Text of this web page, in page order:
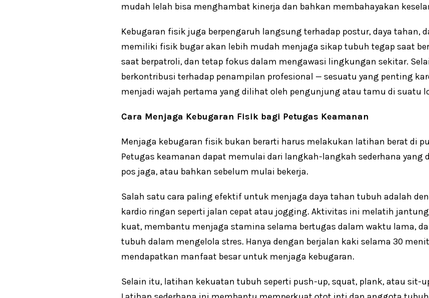
mudah lelah bisa menghambat kinerja dan bahkan membahayakan
Kebugaran fisik juga berpengaruh langsung terhadap postur, daya tahan,
memiliki fisik bugar akan lebih mudah menjaga sikap tubuh tegap saat
saat berpatroli, dan tetap fokus dalam mengawasi lingkungan sekitar.
berkontribusi terhadap penampilan profesional — sesuatu yang penting
menjadi wajah pertama yang dilihat oleh pengunjung atau tamu di suatu
Cara Menjaga Kebugaran Fisik bagi Petugas Keamanan
Menjaga kebugaran fisik bukan berarti harus melakukan latihan berat di
Petugas keamanan dapat memulai dari langkah-langkah sederhana yang
pos jaga, atau bahkan sebelum mulai bekerja.
Salah satu cara paling efektif untuk menjaga daya tahan tubuh adalah
kardio ringan seperti jalan cepat atau jogging. Aktivitas ini melatih
kuat, membantu menjaga stamina selama bertugas dalam waktu lama,
tubuh dalam mengelola stres. Hanya dengan berjalan kaki selama 30
mendapatkan manfaat besar untuk menjaga kebugaran.
Selain itu, latihan kekuatan tubuh seperti push-up, squat, plank, atau sit-